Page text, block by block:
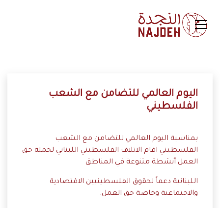
اليوم العالمي للتضامن مع الشعب
الفلسطيني
بمناسبة اليوم العالمي للتضامن مع الشعب
الفلسطيني اقام الاتلاف الفلسطيني اللبناني لحملة حق
العمل أنشطة متنوعة في المناطق
اللبنانية دعماً لحقوق الفلسطينيين الاقتصادية
والاجتماعية وخاصة حق العمل.